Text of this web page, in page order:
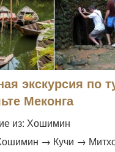
экскурсия по
Меконга
из: Хошимин
→ Кучи →